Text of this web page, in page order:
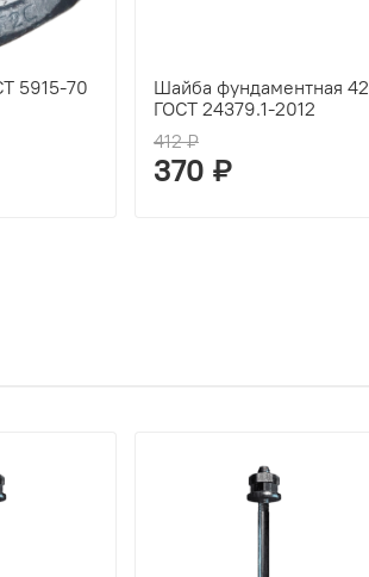
5915-70
Шайба фундаментная 42
ГОСТ 24379.1-2012
412 ₽
370 ₽